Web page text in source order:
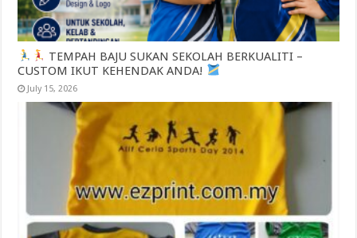
TEMPAH BAJU SUKAN SEKOLAH BERKUALITI –
CUSTOM IKUT KEHENDAK ANDA!
July 15, 2026